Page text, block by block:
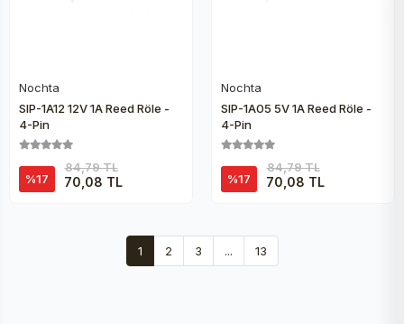
Nochta
SIP-1A12 12V 1A Reed Röle -
4-Pin
%17
84,79 TL
70,08 TL
Nochta
SIP-1A05 5V 1A Reed Röle -
4-Pin
%17
84,79 TL
70,08 TL
1 2 3 ... 13